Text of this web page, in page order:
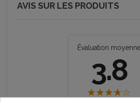
AVIS SUR LES PRODUITS
Évaluation
3.8